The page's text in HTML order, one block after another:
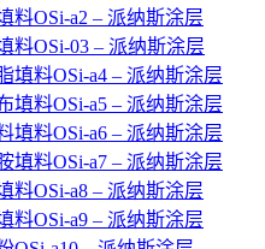
料OSi-a2 – 派纳斯涂层
料OSi-03 – 派纳斯涂层
填料OSi-a4 – 派纳斯涂层
填料OSi-a5 – 派纳斯涂层
填料OSi-a6 – 派纳斯涂层
填料OSi-a7 – 派纳斯涂层
料OSi-a8 – 派纳斯涂层
料OSi-a9 – 派纳斯涂层